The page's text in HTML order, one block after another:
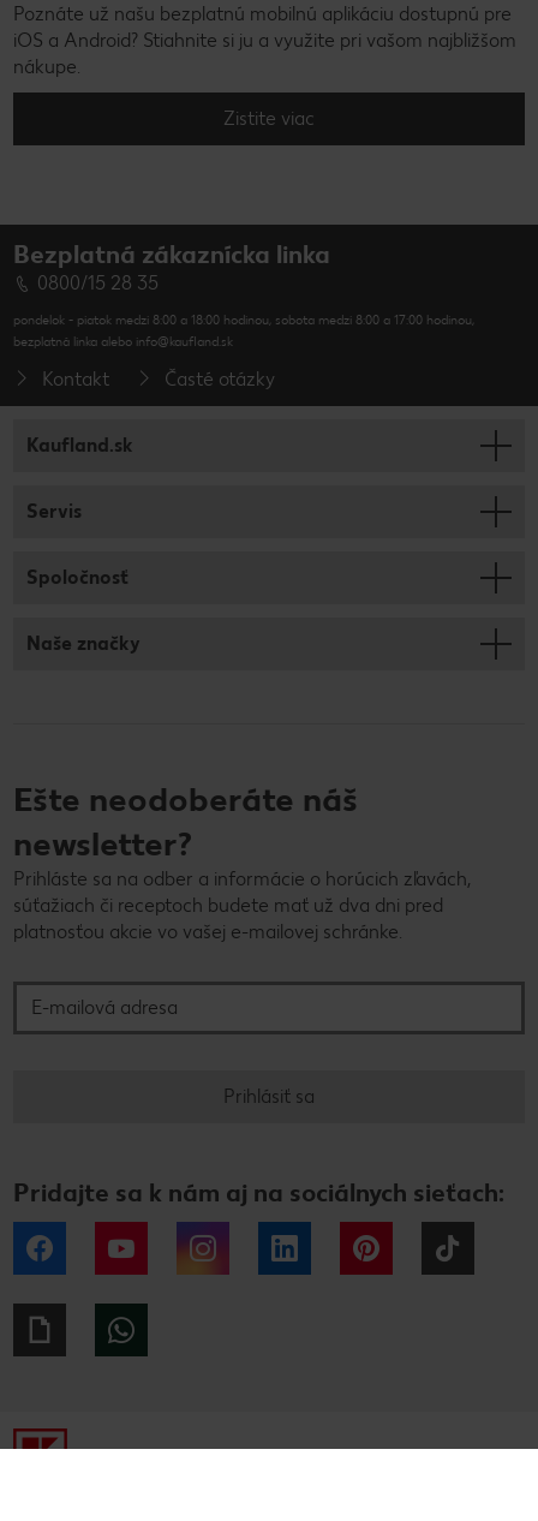
Poznáte už našu bezplatnú mobilnú aplikáciu dostupnú pre
iOS a Android? Stiahnite si ju a využite pri vašom najbližšom
nákupe.
Zistite viac
Bezplatná zákaznícka linka
0800/15 28 35
pondelok - piatok medzi 8:00 a 18:00 hodinou, sobota medzi 8:00 a 17:00 hodinou,
bezplatná linka alebo info@kaufland.sk
Kontakt Časté otázky
Kaufland.sk
Servis
Spoločnosť
Naše značky
Ešte neodoberáte náš
newsletter?
Prihláste sa na odber a informácie o horúcich zľavách,
súťažiach či receptoch budete mať už dva dni pred
platnosťou akcie vo vašej e-mailovej schránke.
Prihlásiť sa
Pridajte sa k nám aj na sociálnych sieťach:
Facebook YouTube Instagram LinkedIn Pinterest
Giphy